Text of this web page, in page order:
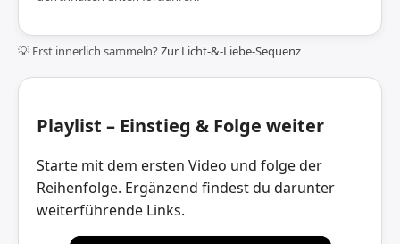
💡 Erst innerlich sammeln?Zur Licht-&-Liebe-Sequenz
Playlist – Einstieg & Folge weiter
Starte mit dem ersten Video und folge der
Reihenfolge. Ergänzend findest du darunter
weiterführende Links.